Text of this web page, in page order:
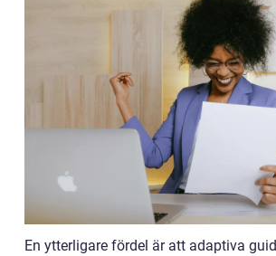
En ytterligare fördel är att adaptiva